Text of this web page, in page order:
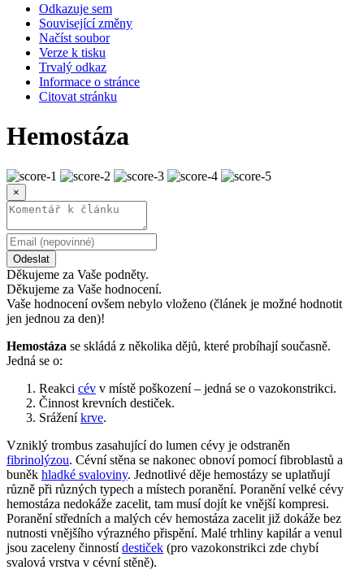
Odkazuje sem
Související změny
Načíst soubor
Verze k tisku
Trvalý odkaz
Informace o stránce
Citovat stránku
Hemostáza
×
Odeslat
Děkujeme za Vaše podněty.
Děkujeme za Vaše hodnocení.
Vaše hodnocení ovšem nebylo vloženo (článek je možné hodnotit
jen jednou za den)!
Hemostáza se skládá z několika dějů, které probíhají současně.
Jedná se o:
Reakci cév v místě poškození – jedná se o vazokonstrikci.
Činnost krevních destiček.
Sráženíkrve.
Vzniklý trombus zasahující do lumen cévy je odstraněn
fibrinolýzou. Cévní stěna se nakonec obnoví pomocí fibroblastů a
buněk hladké svaloviny. Jednotlivé děje hemostázy se uplatňují
různě při různých typech a místech poranění. Poranění velké cévy
hemostáza nedokáže zacelit, tam musí dojít ke vnější kompresi.
Poranění středních a malých cév hemostáza zacelit již dokáže bez
nutnosti vnějšího výrazného přispění. Malé trhliny kapilár a venul
jsou zaceleny činnostídestiček (pro vazokonstrikci zde chybí
svalová vrstva v cévní stěně).